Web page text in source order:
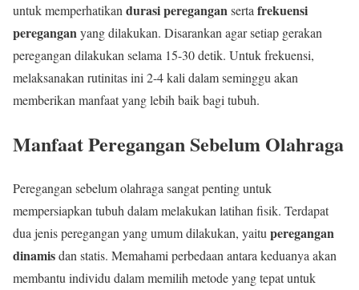
untuk memperhatikan durasi pereganganserta frekuensi
pereganganyang dilakukan. Disarankan agar setiap gerakan
peregangan dilakukan selama 15-30 detik. Untuk frekuensi,
melaksanakan rutinitas ini 2-4 kali dalam seminggu akan
memberikan manfaat yang lebih baik bagi tubuh.
Manfaat Peregangan Sebelum Olahraga
Peregangan sebelum olahraga sangat penting untuk
mempersiapkan tubuh dalam melakukan latihan fisik. Terdapat
dua jenis peregangan yang umum dilakukan, yaitu peregangan
dinamisdan statis. Memahami perbedaan antara keduanya akan
membantu individu dalam memilih metode yang tepat untuk